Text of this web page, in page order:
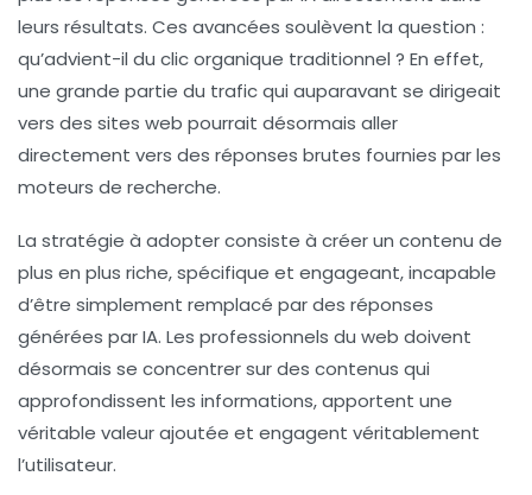
leurs résultats. Ces avancées soulèvent la question :
qu’advient-il du clic organique traditionnel ? En effet,
une grande partie du trafic qui auparavant se dirigeait
vers des sites web pourrait désormais aller
directement vers des réponses brutes fournies par les
moteurs de recherche.
La stratégie à adopter consiste à créer un contenu de
plus en plus riche, spécifique et engageant, incapable
d’être simplement remplacé par des réponses
générées par IA. Les professionnels du web doivent
désormais se concentrer sur des contenus qui
approfondissent les informations, apportent une
véritable valeur ajoutée et engagent véritablement
l’utilisateur.